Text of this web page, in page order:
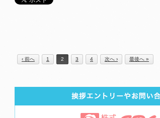
‹ 前へ 1 2 3 4 次へ › 最後へ »